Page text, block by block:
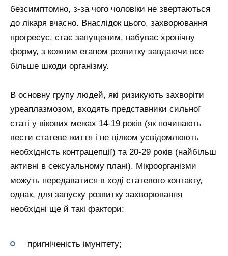
безсимптомно, з-за чого чоловіки не звертаються
до лікаря вчасно. Внаслідок цього, захворювання
прогресує, стає запущеним, набуває хронічну
форму, з кожним етапом розвитку завдаючи все
більше шкоди організму.
В основну групу людей, які ризикують захворіти
уреаплазмозом, входять представники сильної
статі у вікових межах 14-19 років (як починають
вести статеве життя і не цілком усвідомлюють
необхідність контрацепції) та 20-29 років (найбільш
активні в сексуальному плані). Мікроорганізми
можуть передаватися в ході статевого контакту,
однак, для запуску розвитку захворювання
необхідні ще й такі фактори:
пригніченість імунітету;